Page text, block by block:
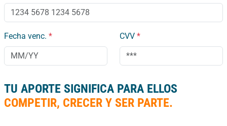
Fecha venc. * CVV *
TU APORTE SIGNIFICA PARA ELLOS
COMPETIR, CRECER Y SER PARTE.